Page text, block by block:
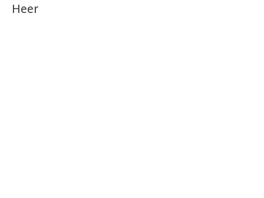
Heer